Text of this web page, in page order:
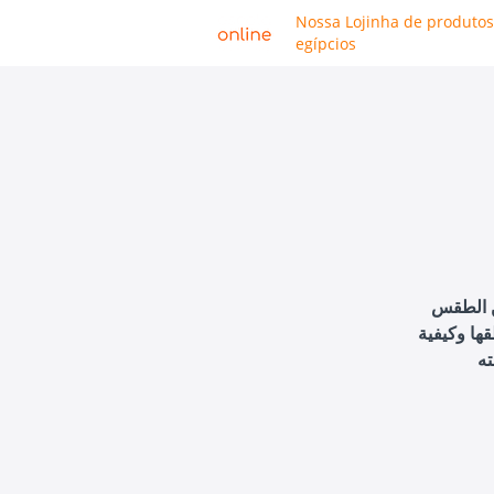
Nossa Lojinha de produtos
egípcios
الطقس
وكيفية